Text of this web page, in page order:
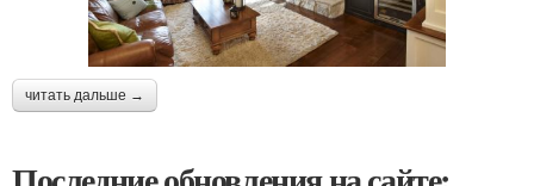
читать дальше →